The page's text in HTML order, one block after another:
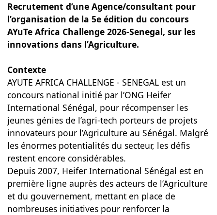
Recrutement d’une Agence/consultant pour
l’organisation de la 5e édition du concours
AYuTe Africa Challenge 2026-Senegal, sur les
innovations dans l’Agriculture.
Contexte
AYUTE AFRICA CHALLENGE - SENEGAL est un
concours national initié par l’ONG Heifer
International Sénégal, pour récompenser les
jeunes génies de l’agri-tech porteurs de projets
innovateurs pour l’Agriculture au Sénégal. Malgré
les énormes potentialités du secteur, les défis
restent encore considérables.
Depuis 2007, Heifer International Sénégal est en
première ligne auprès des acteurs de l’Agriculture
et du gouvernement, mettant en place de
nombreuses initiatives pour renforcer la